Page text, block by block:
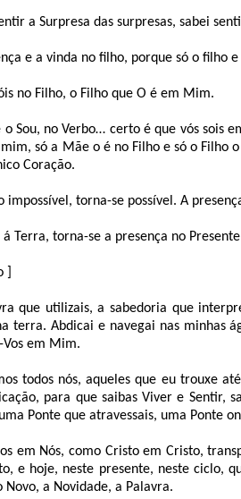
a Surpresa das surpresas, sabei
e a vinda no filho, porque só o filho e
no Filho, o Filho que O é em Mim.
o Sou, no Verbo… certo é que vós sois
só a Mãe o é no Filho e só o Filho
Coração.
impossível, torna-se possível. A
á Terra, torna-se a presença no
que utilizais, a sabedoria que
terra. Abdicai e navegai nas minhas
Vos em Mim.
todos nós, aqueles que eu trouxe
para que saibas Viver e Sentir,
Ponte que atravessais, uma Ponte
em Nós, como Cristo em Cristo,
e hoje, neste presente, neste ciclo,
Novo, a Novidade, a Palavra.